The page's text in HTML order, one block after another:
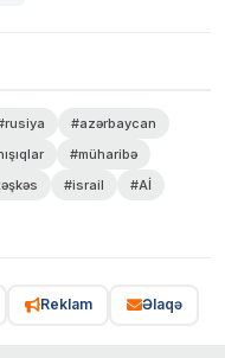
#azərbaycan
#müharibə
#israil
#Aİ
Reklam Əlaqə